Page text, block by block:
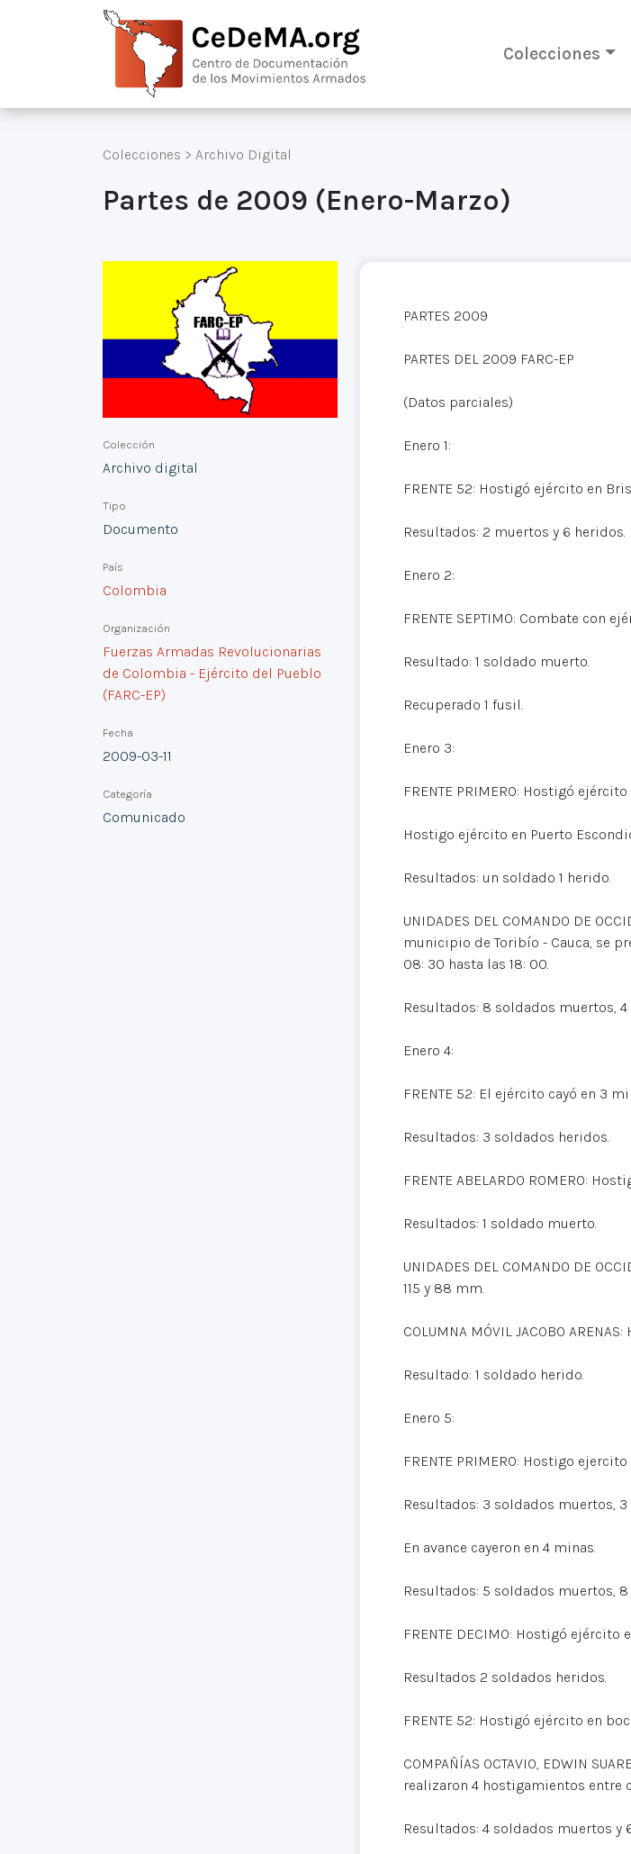
Colecciones
Colecciones > Archivo Digital
Partes de 2009 (Enero-Marzo)
Colección
Archivo digital
Tipo
Documento
País
Colombia
Organización
Fuerzas Armadas Revolucionarias
de Colombia - Ejército del Pueblo
(FARC-EP)
Fecha
2009-03-11
Categoría
Comunicado
PARTES 2009
PARTES DEL 2009 FARC-EP
(Datos parciales)
Enero 1:
FRENTE 52: Hostigó ejército en
Resultados: 2 muertos y 6 heridos.
Enero 2:
FRENTE SEPTIMO: Combate con
Resultado: 1 soldado muerto.
Recuperado 1 fusil.
Enero 3:
FRENTE PRIMERO: Hostigó
Hostigo ejército en Puerto
Resultados: un soldado 1 herido.
UNIDADES DEL COMANDO DE
municipio de Toribío - Cauca, se
08: 30 hasta las 18: 00.
Resultados: 8 soldados muertos,
Enero 4:
FRENTE 52: El ejército cayó en 3
Resultados: 3 soldados heridos.
FRENTE ABELARDO ROMERO:
Resultados: 1 soldado muerto.
UNIDADES DEL COMANDO DE
115 y 88 mm.
COLUMNA MÓVIL JACOBO
Resultado: 1 soldado herido.
Enero 5:
FRENTE PRIMERO: Hostigo
Resultados: 3 soldados muertos, 3
En avance cayeron en 4 minas.
Resultados: 5 soldados muertos, 8
FRENTE DECIMO: Hostigó ejército
Resultados 2 soldados heridos.
FRENTE 52: Hostigó ejército en
COMPAÑÍAS OCTAVIO, EDWIN
realizaron 4 hostigamientos entre
Resultados: 4 soldados muertos y